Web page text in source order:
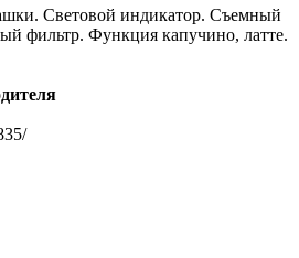
Световой индикатор. Съемный
фильтр. Функция капучино, латте.